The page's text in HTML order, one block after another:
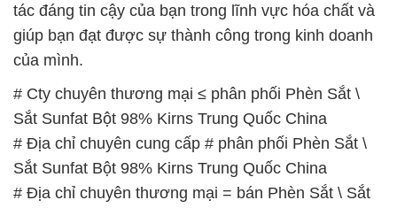
tác đáng tin cậy của bạn trong lĩnh vực hóa chất và
giúp bạn đạt được sự thành công trong kinh doanh
của mình.
# Cty chuyên thương mại ≤ phân phối Phèn Sắt \
Sắt Sunfat Bột 98% Kirns Trung Quốc China
# Địa chỉ chuyên cung cấp # phân phối Phèn Sắt \
Sắt Sunfat Bột 98% Kirns Trung Quốc China
# Địa chỉ chuyên thương mại = bán Phèn Sắt \ Sắt